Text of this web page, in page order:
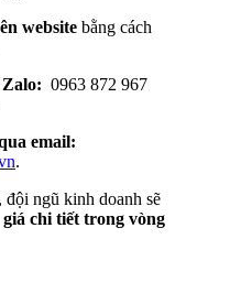
website bằng cách
0963 872 967
email:
.
ngũ kinh doanh sẽ
chi tiết trong vòng